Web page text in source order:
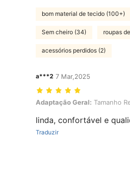
bom material de tecido (100+)
Sem cheiro (34) roupas
acessórios perdidos (2)
a***2 7 Mar,2025
Adaptação Geral: Tamanho Real,
Adaptação Geral: Tamanho
linda, confortável e
Traduzir